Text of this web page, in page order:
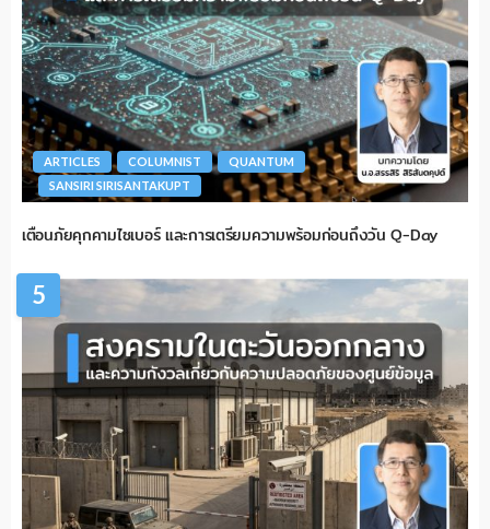
ARTICLES COLUMNIST
QUANTUM
SANSIRI SIRISANTAKUPT
เตือนภัยคุกคามไซเบอร์ และการเตรียมความพร้อมก่อนถึงวัน Q-Day
5